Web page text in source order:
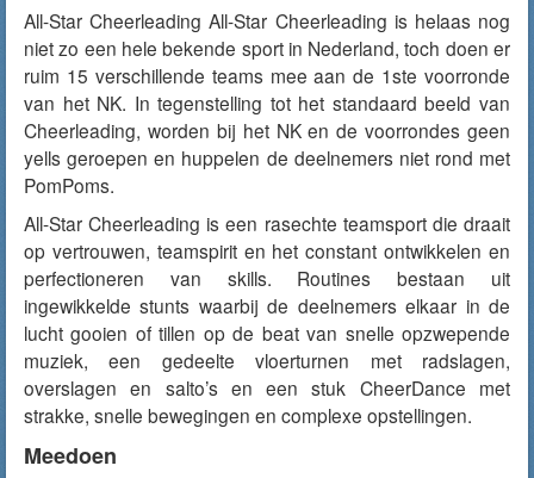
All-Star Cheerleading All-Star Cheerleading is helaas nog
niet zo een hele bekende sport in Nederland, toch doen er
ruim 15 verschillende teams mee aan de 1ste voorronde
van het NK. In tegenstelling tot het standaard beeld van
Cheerleading, worden bij het NK en de voorrondes geen
yells geroepen en huppelen de deelnemers niet rond met
PomPoms.
All-Star Cheerleading is een rasechte teamsport die draait
op vertrouwen, teamspirit en het constant ontwikkelen en
perfectioneren van skills. Routines bestaan uit
ingewikkelde stunts waarbij de deelnemers elkaar in de
lucht gooien of tillen op de beat van snelle opzwepende
muziek, een gedeelte vloerturnen met radslagen,
overslagen en salto’s en een stuk CheerDance met
strakke, snelle bewegingen en complexe opstellingen.
Meedoen